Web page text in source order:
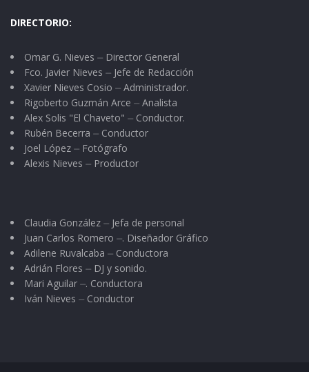
DIRECTORIO:
Omar G. Nieves ⏤ Director General
Fco. Javier Nieves ⏤ Jefe de Redacción
Xavier Nieves Cosio ⏤ Administrador.
Rigoberto Guzmán Arce ⏤ Analista
Alex Solis "El Chaveto" ⏤ Conductor.
Rubén Becerra ⏤ Conductor
Joel López ⏤ Fotógrafo
Alexis Nieves ⏤ Productor
Claudia González ⏤ Jefa de personal
Juan Carlos Romero ⏤. Diseñador Gráfico
Adilene Ruvalcaba ⏤ Conductora
Adrián Flores ⏤ DJ y sonido.
Mari Aguilar ⏤. Conductora
Iván Nieves ⏤ Conductor